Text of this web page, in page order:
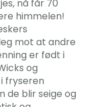
nå får 70
himmelen!
mot at andre
er født i
og
fryseren
de blir seige og